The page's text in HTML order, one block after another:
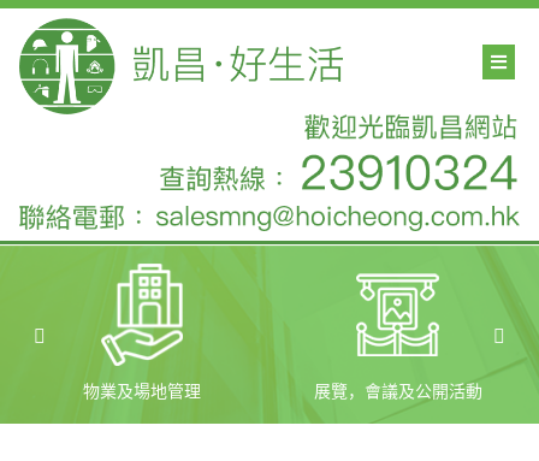
物業及場地管理 展覽，會議及公開活動